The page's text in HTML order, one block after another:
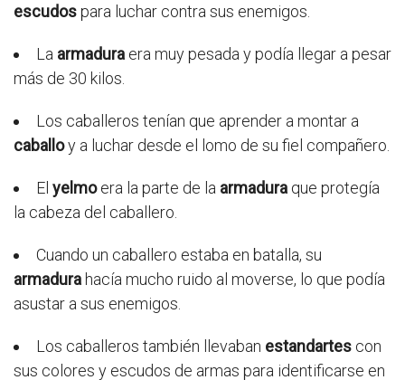
escudospara luchar contra sus enemigos.
La armadura era muy pesada y podía llegar a pesar
más de 30 kilos.
Los caballeros tenían que aprender a montar a
caballoy a luchar desde el lomo de su fiel compañero.
El yelmoera la parte de la armadura que protegía
la cabeza del caballero.
Cuando un caballero estaba en batalla, su
armadura hacía mucho ruido al moverse, lo que podía
asustar a sus enemigos.
Los caballeros también llevaban estandartes con
sus colores y escudos de armas para identificarse en